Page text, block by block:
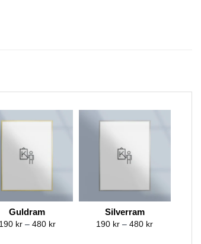
Guldram
190 kr – 480 krPrice
Silverram
190 kr – 480 krPrice